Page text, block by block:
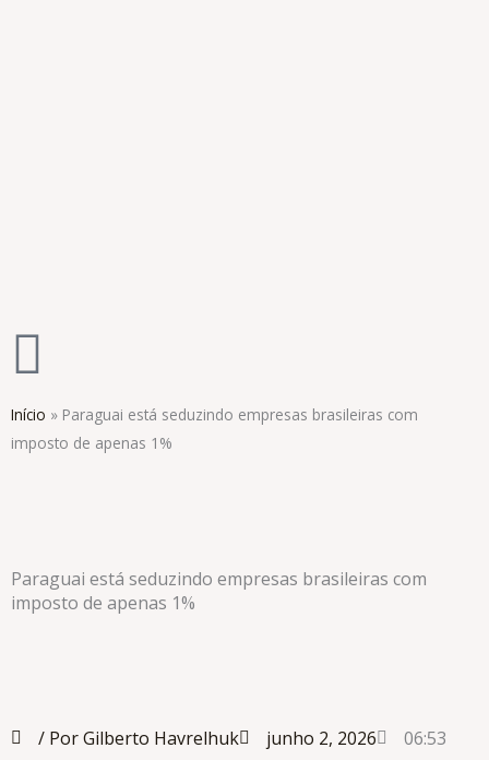
Início » Paraguai está seduzindo empresas brasileiras com
imposto de apenas 1%
Paraguai está seduzindo empresas brasileiras com
imposto de apenas 1%
/ Por Gilberto Havrelhuk junho 2, 2026 06:53